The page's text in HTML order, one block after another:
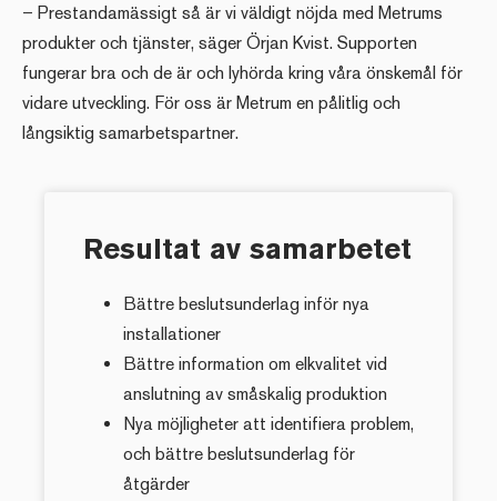
– Prestandamässigt så är vi väldigt nöjda med Metrums
produkter och tjänster, säger Örjan Kvist. Supporten
fungerar bra och de är och lyhörda kring våra önskemål för
vidare utveckling. För oss är Metrum en pålitlig och
långsiktig samarbetspartner.
Resultat av samarbetet
Bättre beslutsunderlag inför nya
installationer
Bättre information om elkvalitet vid
anslutning av småskalig produktion
Nya möjligheter att identifiera problem,
och bättre beslutsunderlag för
åtgärder